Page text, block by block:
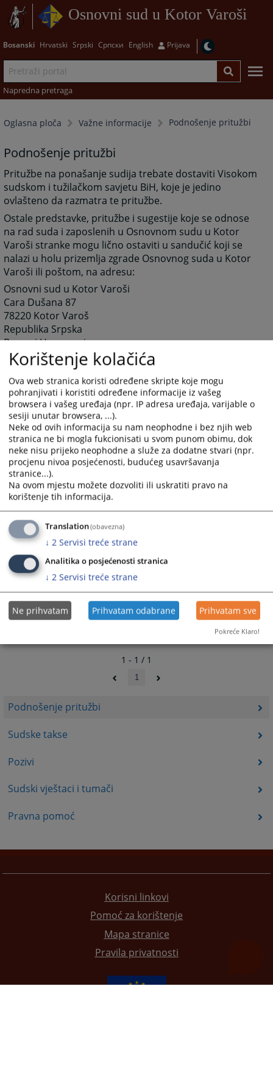
Osnovni sud u Kotor Varoši
Bosanski Hrvatski Srpski Српски English Prijava
Napredna pretraga
Oglasna ploča Važne informacije Podnošenje pritužbi
Podnošenje pritužbi
Sudske takse
Pozivi
Sudski vještaci i tumači
Pravna pomoć
Podnošenje pritužbi
Pritužbe na ponašanje sudija trebate dostaviti Visokom
sudskom i tužilačkom savjetu BiH, koje je jedino
ovlašteno da razmatra te pritužbe.
Ostale predstavke, pritužbe i sugestije koje se odnose
na rad suda i zaposlenih u Osnovnom sudu u Kotor
Varoši stranke mogu lično ostaviti u sandučić koji se
nalazi u holu prizemlja zgrade Osnovnog suda u Kotor
Varoši ili poštom, na adresu:
Osnovni sud u Kotor Varoši
Cara Dušana 87
78220 Kotor Varoš
Republika Srpska
Bosna i Hercegovina
4725 PREGLEDA
Linkovi
VSTV
1 - 1 / 1
1
Korisni linkovi
Pomoć za korištenje
Mapa stranice
Pravila privatnosti
Korištenje kolačića
Ova web stranica koristi određene skripte koje mogu
pohranjivati i koristiti određene informacije iz vašeg
browsera i vašeg uređaja (npr. IP adresa uređaja, varijable o
sesiji unutar browsera, ...).
Neke od ovih informacija su nam neophodne i bez njih web
stranica ne bi mogla fukcionisati u svom punom obimu, dok
neke nisu prijeko neophodne a služe za dodatne stvari (npr.
procjenu nivoa posjećenosti, budućeg usavršavanja
stranice...).
Na ovom mjestu možete dozvoliti ili uskratiti pravo na
korištenje tih informacija.
Translation(obavezna)
↓ 2 Servisi treće strane
Analitika o posjećenosti stranica
↓ 2 Servisi treće strane
Ne prihvatam Prihvatam odabrane Prihvatam sve
Pokreće Klaro!